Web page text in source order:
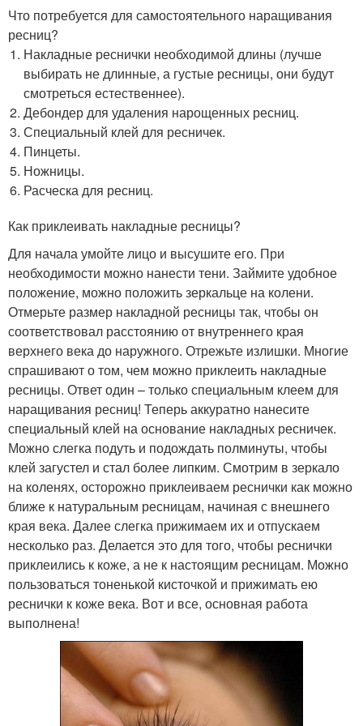
Что потребуется для самостоятельного наращивания
ресниц?
Накладные реснички необходимой длины (лучше
выбирать не длинные, а густые ресницы, они будут
смотреться естественнее).
Дебондер для удаления нарощенных ресниц.
Специальный клей для ресничек.
Пинцеты.
Ножницы.
Расческа для ресниц.
Как приклеивать накладные ресницы?
Для начала умойте лицо и высушите его. При
необходимости можно нанести тени. Займите удобное
положение, можно положить зеркальце на колени.
Отмерьте размер накладной ресницы так, чтобы он
соответствовал расстоянию от внутреннего края
верхнего века до наружного. Отрежьте излишки. Многие
спрашивают о том, чем можно приклеить накладные
ресницы. Ответ один – только специальным клеем для
наращивания ресниц! Теперь аккуратно нанесите
специальный клей на основание накладных ресничек.
Можно слегка подуть и подождать полминуты, чтобы
клей загустел и стал более липким. Смотрим в зеркало
на коленях, осторожно приклеиваем реснички как можно
ближе к натуральным ресницам, начиная с внешнего
края века. Далее слегка прижимаем их и отпускаем
несколько раз. Делается это для того, чтобы реснички
приклеились к коже, а не к настоящим ресницам. Можно
пользоваться тоненькой кисточкой и прижимать ею
реснички к коже века. Вот и все, основная работа
выполнена!